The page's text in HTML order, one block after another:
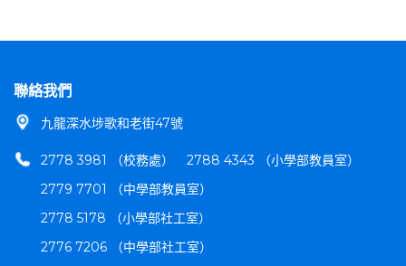
聯絡我們
九龍深水埗歌和老街47號
2778 3981 （校務處）
2788 4343 （小學部教員室）
2779 7701 （中學部教員室）
2778 5178 （小學部社工室）
2776 7206 （中學部社工室）